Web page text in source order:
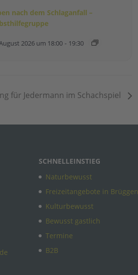
nach dem Schlaganfall –
2026 um 18:00 - 19:30
für Jedermann im Schachspiel
SCHNELLEINSTIEG
Naturbewusst
Freizeitangebote in Brüggen
Kulturbewusst
Bewusst gastlich
Termine
B2B